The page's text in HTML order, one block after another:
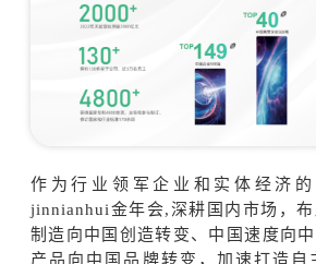
作为行业领军企业和实体经济的
jinnianhui金年会,深耕国内市场，布
制造向中国创造转变、中国速度向
产品向中国品牌转变，加速打造自